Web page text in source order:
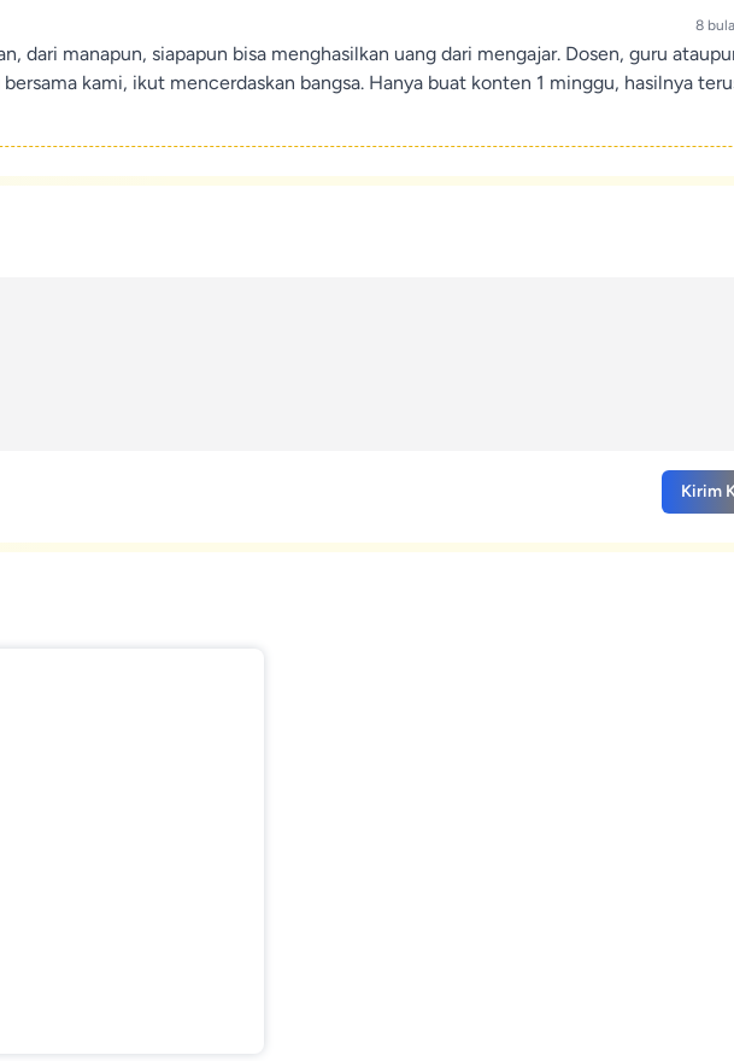
8
dari manapun, siapapun bisa menghasilkan uang dari mengajar. Dosen, guru
kami, ikut mencerdaskan bangsa. Hanya buat konten 1 minggu, hasilnya
Kirim